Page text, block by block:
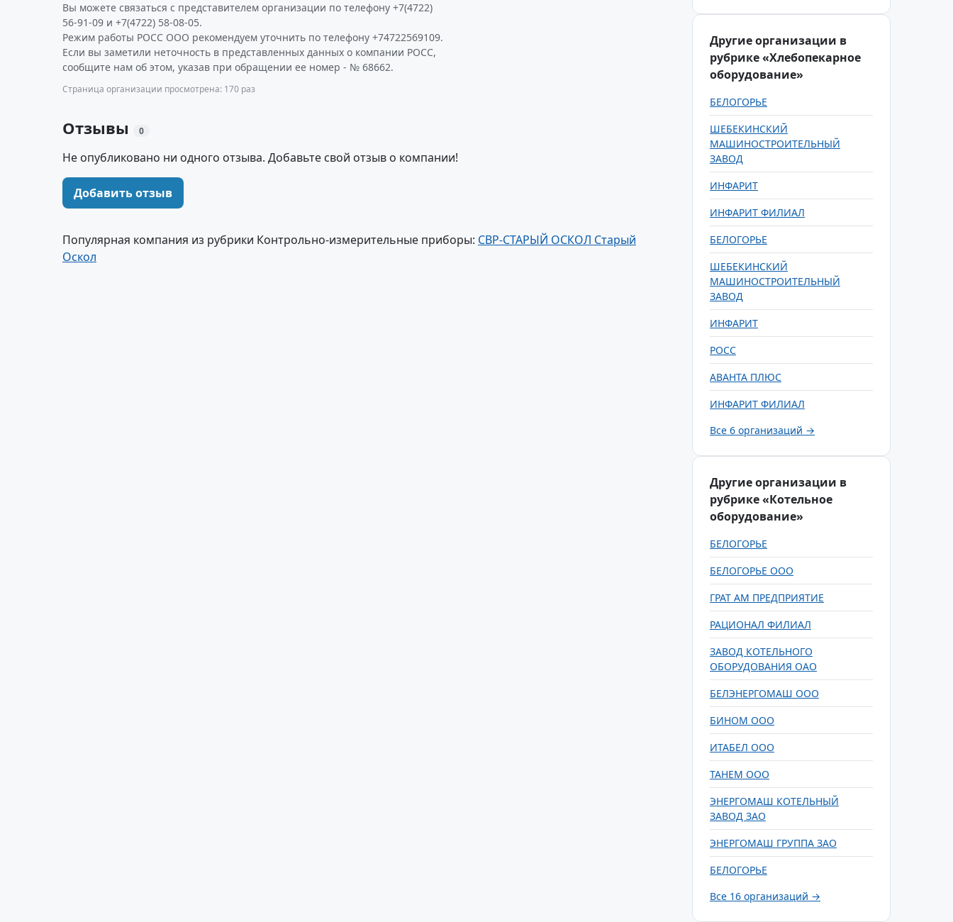
Вы можете связаться с представителем организации по телефону +7(4722)
56-91-09 и +7(4722) 58-08-05.
Режим работы РОСС ООО рекомендуем уточнить по телефону +74722569109.
Если вы заметили неточность в представленных данных о компании РОСС,
сообщите нам об этом, указав при обращении ее номер - № 68662.
Страница организации просмотрена: 170 раз
Отзывы 0
Не опубликовано ни одного отзыва. Добавьте свой отзыв о компании!
Добавить отзыв
Популярная компания из рубрики Контрольно-измерительные приборы: СВР-СТАРЫЙ ОСКОЛ Старый
Оскол
Другие организации в
рубрике «Хлебопекарное
оборудование»
БЕЛОГОРЬЕ
ШЕБЕКИНСКИЙ
МАШИНОСТРОИТЕЛЬНЫЙ
ЗАВОД
ИНФАРИТ
ИНФАРИТ ФИЛИАЛ
БЕЛОГОРЬЕ
ШЕБЕКИНСКИЙ
МАШИНОСТРОИТЕЛЬНЫЙ
ЗАВОД
ИНФАРИТ
РОСС
АВАНТА ПЛЮС
ИНФАРИТ ФИЛИАЛ
Все 6 организаций →
Другие организации в
рубрике «Котельное
оборудование»
БЕЛОГОРЬЕ
БЕЛОГОРЬЕ ООО
ГРАТ АМ ПРЕДПРИЯТИЕ
РАЦИОНАЛ ФИЛИАЛ
ЗАВОД КОТЕЛЬНОГО
ОБОРУДОВАНИЯ ОАО
БЕЛЭНЕРГОМАШ ООО
БИНОМ ООО
ИТАБЕЛ ООО
ТАНЕМ ООО
ЭНЕРГОМАШ КОТЕЛЬНЫЙ
ЗАВОД ЗАО
ЭНЕРГОМАШ ГРУППА ЗАО
БЕЛОГОРЬЕ
Все 16 организаций →